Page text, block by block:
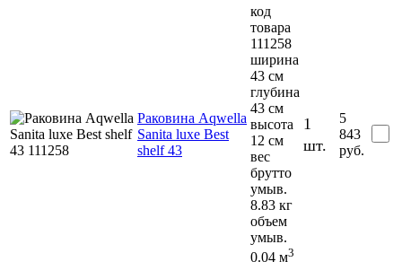
Раковина Aqwella
Sanita luxe Best
shelf 43
код
товара
111258
ширина
43 см
глубина
43 см
высота
12 см
вес
брутто
умыв.
8.83 кг
объем
умыв.
0.04 м3
1
шт.
5
843
руб.